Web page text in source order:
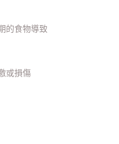
的食物導致
或損傷